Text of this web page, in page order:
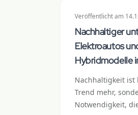
Veröffentlichtam
Nachhaltiger
Elektroautos
Hybridmodelle
Nachhaltigkeit ist
Trend mehr,
Notwendigkeit,